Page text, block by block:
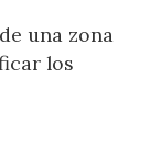
una zona
los